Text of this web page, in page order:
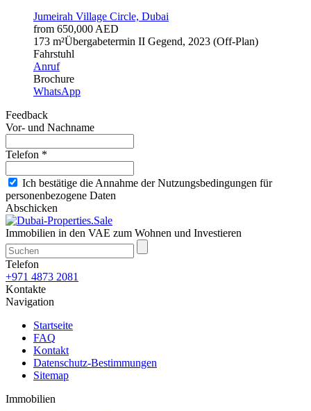
Jumeirah Village Circle, Dubai
from 650,000 AED
1 73 m²Übergabetermin II Gegend, 2023 (Off-Plan)
Fahrstuhl
Anruf
Brochure
WhatsApp
Feedback
Vor- und Nachname
Telefon *
Ich bestätige die Annahme der Nutzungsbedingungen für
personenbezogene Daten
Abschicken
Immobilien in den VAE zum Wohnen und Investieren
Telefon
+971 4873 2081
Kontakte
Navigation
Startseite
FAQ
Kontakt
Datenschutz-Bestimmungen
Sitemap
Immobilien